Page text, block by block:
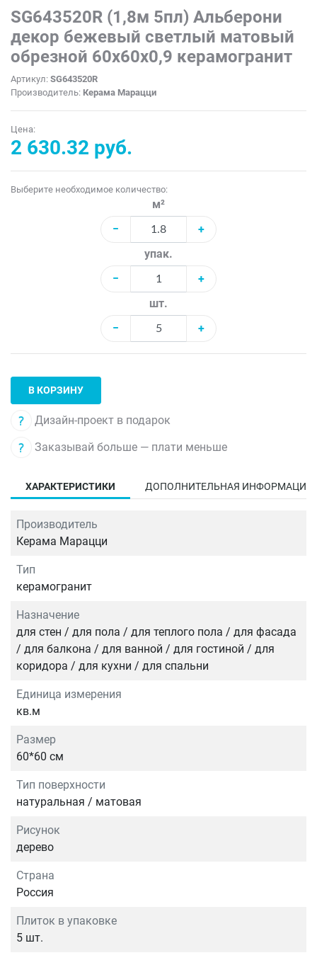
SG643520R (1,8м 5пл) Альберони
декор бежевый светлый матовый
обрезной 60x60x0,9 керамогранит
Артикул: SG643520R
Производитель: Керама Марацци
Цена:
2 630.32 руб.
Выберите необходимое количество:
м²
−
+
упак.
−
+
шт.
−
+
В КОРЗИНУ
Дизайн-проект в подарок
Заказывай больше — плати меньше
ХАРАКТЕРИСТИКИ ДОПОЛНИТЕЛЬНАЯ ИНФОРМАЦИЯ
Производитель
Керама Марацци
Тип
керамогранит
Назначение
для стен / для пола / для теплого пола / для фасада
/ для балкона / для ванной / для гостиной / для
коридора / для кухни / для спальни
Единица измерения
кв.м
Размер
60*60 см
Тип поверхности
натуральная / матовая
Рисунок
дерево
Страна
Россия
Плиток в упаковке
5 шт.